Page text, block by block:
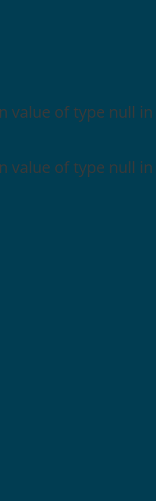
value of type null in
value of type null in